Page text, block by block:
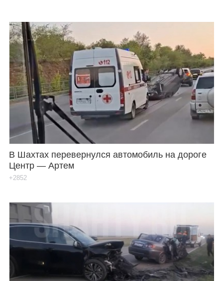
В Шахтах перевернулся автомобиль на дороге
Центр — Артем
+2852